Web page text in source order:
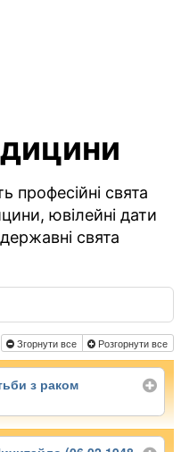
професійні свята
ювілейні дати
свята
Згорнути все Розгорнути все
з раком